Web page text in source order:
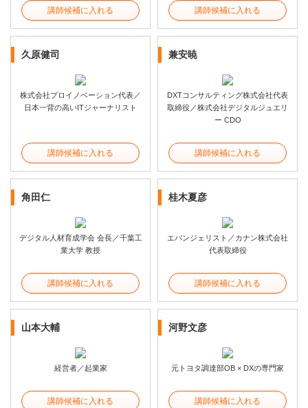
講師候補に入れる 講師候補に入れる
久原健司
株式会社プロイノベーション代表／
日本一背の高いITジャーナリスト
講師候補に入れる
兼安暁
DXTコンサルティング株式会社代表
取締役／株式会社デジタルジュエリ
ー CDO
講師候補に入れる
角田仁
デジタル人材育成学会 会長／千葉工
業大学 教授
講師候補に入れる
桂木夏彦
エバンジェリスト／カナン株式会社
代表取締役
講師候補に入れる
山本大輔
経営者／起業家
講師候補に入れる
河野文彦
元トヨタ調達部OB × DXの専門家
講師候補に入れる